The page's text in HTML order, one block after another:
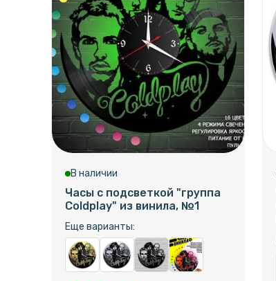
В наличии
Часы с подсветкой "группа
Coldplay" из винила, №1
Еще варианты: